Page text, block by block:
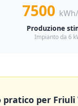
7500
Produzione
Impianto da 6
pratico per Friuli